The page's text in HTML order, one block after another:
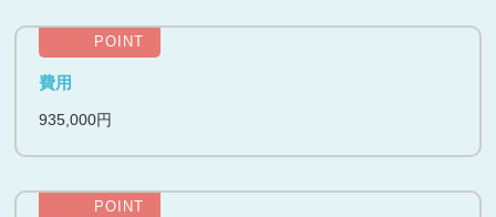
POINT
費用
935,000円
POINT